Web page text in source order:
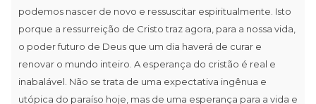
podemos nascer de novo e ressuscitar espiritualmente. Isto
porque a ressurreição de Cristo traz agora, para a nossa vida,
o poder futuro de Deus que um dia haverá de curar e
renovar o mundo inteiro. A esperança do cristão é real e
inabalável. Não se trata de uma expectativa ingênua e
utópica do paraíso hoje, mas de uma esperança para a vida e